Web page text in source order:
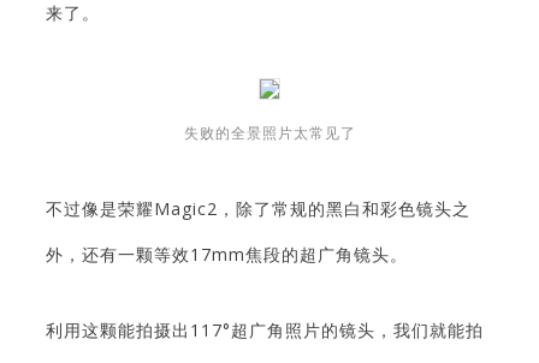
来了。
失败的全景照片太常见了
不过像是荣耀Magic2，除了常规的黑白和彩色镜头之
外，还有一颗等效17mm焦段的超广角镜头。
利用这颗能拍摄出117°超广角照片的镜头，我们就能拍